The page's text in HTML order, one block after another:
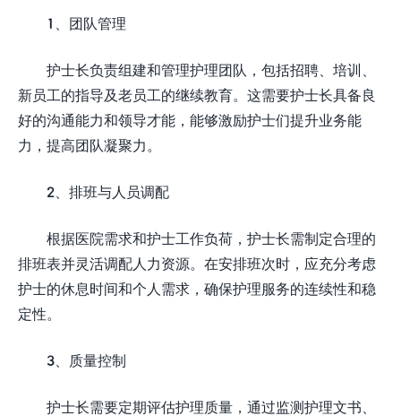
1、团队管理
护士长负责组建和管理护理团队，包括招聘、培训、
新员工的指导及老员工的继续教育。这需要护士长具备良
好的沟通能力和领导才能，能够激励护士们提升业务能
力，提高团队凝聚力。
2、排班与人员调配
根据医院需求和护士工作负荷，护士长需制定合理的
排班表并灵活调配人力资源。在安排班次时，应充分考虑
护士的休息时间和个人需求，确保护理服务的连续性和稳
定性。
3、质量控制
护士长需要定期评估护理质量，通过监测护理文书、